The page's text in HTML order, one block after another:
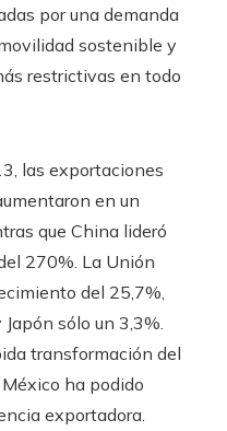
por una demanda
sostenible y
restrictivas en todo
las exportaciones
en un
que China lideró
270%. La Unión
del 25,7%,
sólo un 3,3%.
transformación del
ha podido
exportadora.